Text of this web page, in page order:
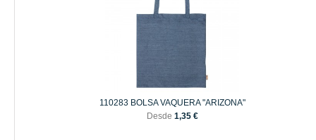
110283 BOLSA VAQUERA "ARIZONA"
Desde 1,35 €